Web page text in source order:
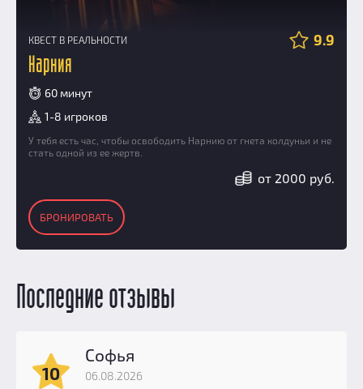
КВЕСТ В РЕАЛЬНОСТИ 9.9
Нарния
60 минут
1-8 игроков
У тебя есть час, чтобы освободить Нарнию от гнета колдуньи и не
стать одной из ее жертв.
от 2000 руб.
БРОНИРОВАТЬ
Последние отзывы
10
Софья
06.08.2026